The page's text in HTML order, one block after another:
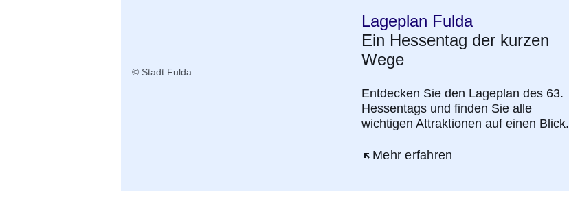
© Stadt Fulda
Lageplan Fulda
Ein Hessentag der kurzen
Wege
Entdecken Sie den Lageplan des 63.
Hessentags und finden Sie alle
wichtigen Attraktionen auf einen Blick.
Mehr erfahren
Öffnet sich in einem neuen Fenster